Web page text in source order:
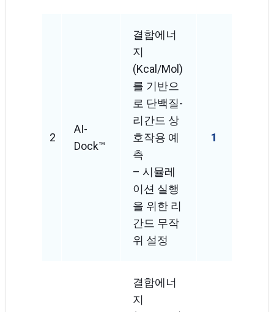
2
AI-
Dock™
결합에너
지
(Kcal/mol)
를 기반으
로 단백질-
리간드 상
호작용 예
측
– 시뮬레
이션 실행
을 위한 리
간드 무작
위 설정
1
결합에너
지